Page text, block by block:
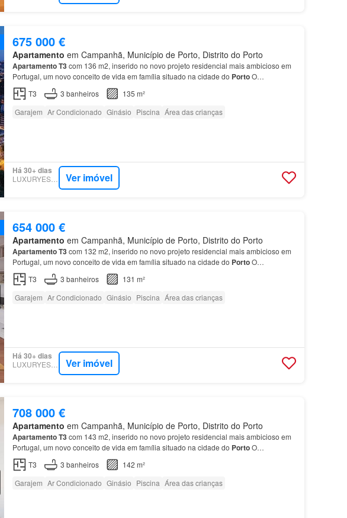
675 000 €
Apartamento em Campanhã, Município de Porto, Distrito do Porto
ApartamentoT3com 136 m2, inserido no novo projeto residencial mais ambicioso em
Portugal, um novo conceito de vida em família situado na cidade do PortoO
Empreendimento Antas Atrium é o projeto residencial mais ambicioso e…
T3 3 banheiros
135 m²
Garajem Ar Condicionado Ginásio Piscina Área das crianças
Há 30+ dias
LUXURYESTATE Ver imóvel
654 000 €
Apartamento em Campanhã, Município de Porto, Distrito do Porto
ApartamentoT3com 132 m2, inserido no novo projeto residencial mais ambicioso em
Portugal, um novo conceito de vida em família situado na cidade do PortoO
Empreendimento Antas Atrium é o projeto residencial mais ambicioso e…
T3 3 banheiros
131 m²
Garajem Ar Condicionado Ginásio Piscina Área das crianças
Há 30+ dias
LUXURYESTATE Ver imóvel
708 000 €
Apartamento em Campanhã, Município de Porto, Distrito do Porto
ApartamentoT3com 143 m2, inserido no novo projeto residencial mais ambicioso em
Portugal, um novo conceito de vida em família situado na cidade do PortoO
Empreendimento Antas Atrium é o projeto residencial mais ambicioso e…
T3 3 banheiros
142 m²
Garajem Ar Condicionado Ginásio Piscina Área das crianças